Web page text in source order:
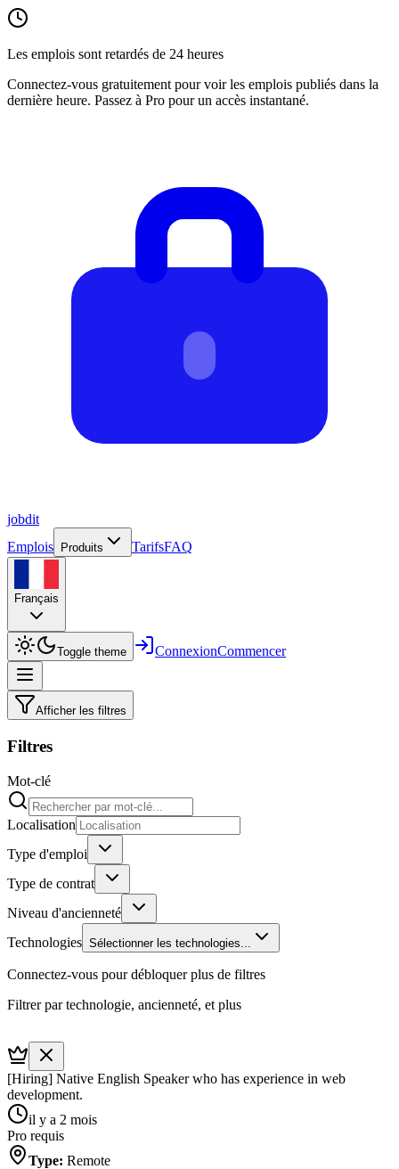
Les emplois sont retardés de 24 heures
Connectez-vous gratuitement pour voir les emplois publiés dans la
dernière heure. Passez à Pro pour un accès instantané.
jobdit
Emplois
Produits TarifsFAQ
Français
Toggle theme ConnexionCommencer
Afficher les filtres
Filtres
Mot-clé
Localisation
Type d'emploi
Type de contrat
Niveau d'ancienneté
Technologies Sélectionner les technologies...
Connectez-vous pour débloquer plus de filtres
Filtrer par technologie, ancienneté, et plus
[Hiring] Native English Speaker who has experience in web
development.
il y a 2 mois
Pro requis
Type: Remote